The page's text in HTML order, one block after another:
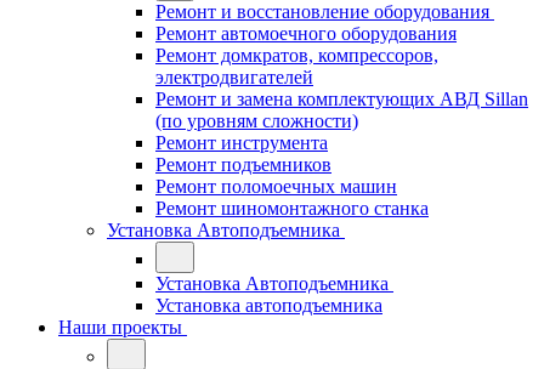
Ремонт и восстановление оборудования
Ремонт автомоечного оборудования
Ремонт домкратов, компрессоров,
электродвигателей
Ремонт и замена комплектующих АВД Sillan
(по уровням сложности)
Ремонт инструмента
Ремонт подъемников
Ремонт поломоечных машин
Ремонт шиномонтажного станка
Установка Автоподъемника
Установка Автоподъемника
Установка автоподъемника
Наши проекты